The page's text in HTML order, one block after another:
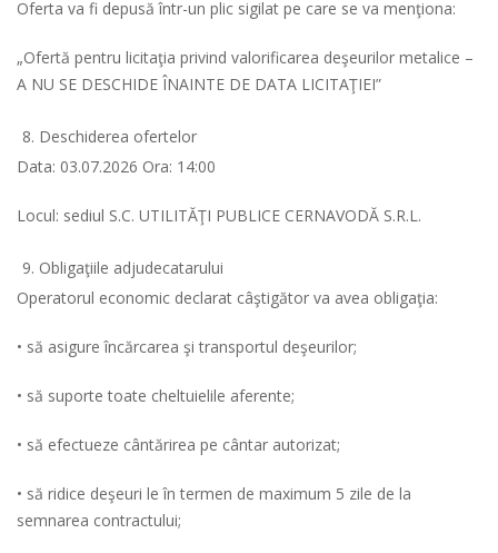
Oferta va fi depusă într-un plic sigilat pe care se va menţiona:
„Ofertă pentru licitaţia privind valorificarea deşeurilor metalice –
A NU SE DESCHIDE ÎNAINTE DE DATA LICITAŢIEI”
Deschiderea ofertelor
Data: 03.07.2026 Ora: 14:00
Locul: sediul S.C. UTILITĂŢI PUBLICE CERNAVODĂ S.R.L.
Obligaţiile adjudecatarului
Operatorul economic declarat câştigător va avea obligaţia:
• să asigure încărcarea şi transportul deşeurilor;
• să suporte toate cheltuielile aferente;
• să efectueze cântărirea pe cântar autorizat;
• să ridice deşeuri le în termen de maximum 5 zile de la
semnarea contractului;